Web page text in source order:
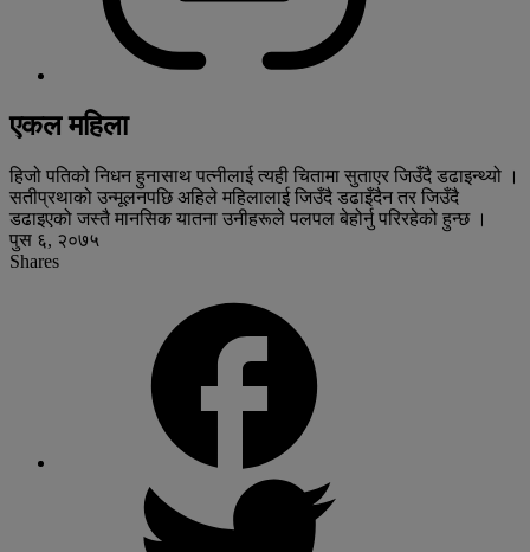
एकल महिला
हिजो पतिको निधन हुनासाथ पत्नीलाई त्यही चितामा सुताएर जिउँदै डढाइन्थ्यो ।
सतीप्रथाको उन्मूलनपछि अहिले महिलालाई जिउँदै डढाइँदैन तर जिउँदै
डढाइएको जस्तै मानसिक यातना उनीहरूले पलपल बेहोर्नु परिरहेको हुन्छ ।
पुस ६, २०७५
Shares